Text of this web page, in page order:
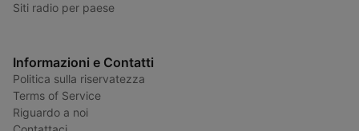
Siti radio per paese
Informazioni e Contatti
Politica sulla riservatezza
Terms of Service
Riguardo a noi